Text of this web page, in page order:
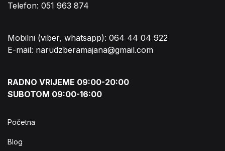
Telefon: 051 963 874
Mobilni (viber, whatsapp): 064 44 04 922
E-mail: narudzberamajana@gmail.com
RADNO VRIJEME 09:00-20:00
SUBOTOM 09:00-16:00
Početna
Blog